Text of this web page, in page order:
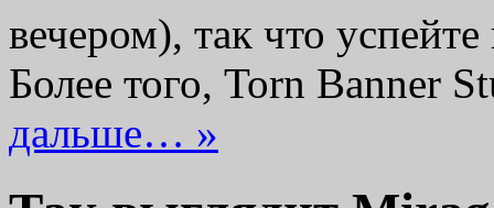
вечером), так что
Более того, Torn Banner
дальше… »